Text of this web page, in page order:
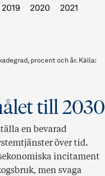
procent och år. Källa:
till 2030
en bevarad
över tid.
incitament
men svaga